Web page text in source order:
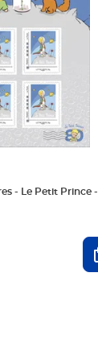
- Le Petit Prince -